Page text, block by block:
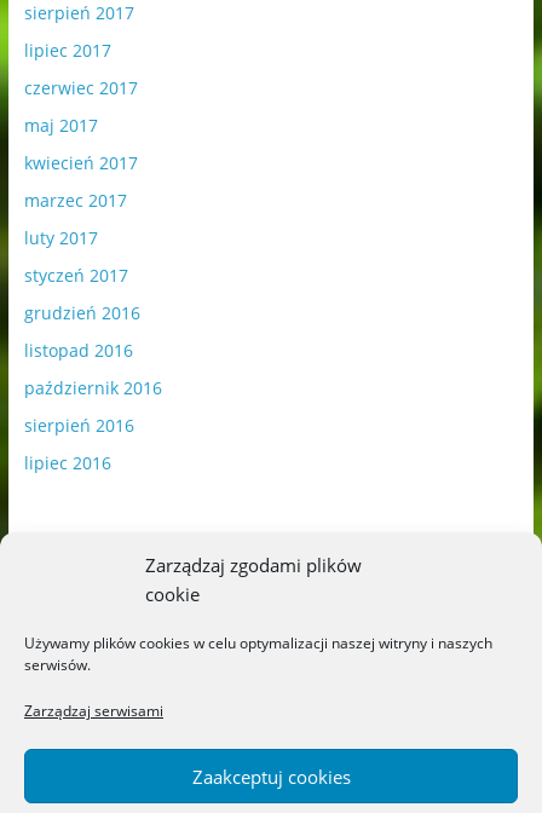
Zarządzaj zgodami plików
cookie
Używamy plików cookies w celu optymalizacji naszej witryny i naszych
serwisów.
Zarządzaj serwisami
Zaakceptuj cookies
sierpień 2017
lipiec 2017
czerwiec 2017
maj 2017
kwiecień 2017
marzec 2017
luty 2017
styczeń 2017
grudzień 2016
listopad 2016
październik 2016
sierpień 2016
lipiec 2016